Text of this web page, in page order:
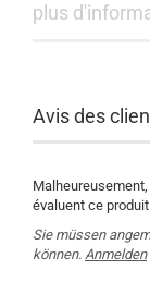
plus
Avis des
évaluent ce
Sie müssen
können. Anmelden